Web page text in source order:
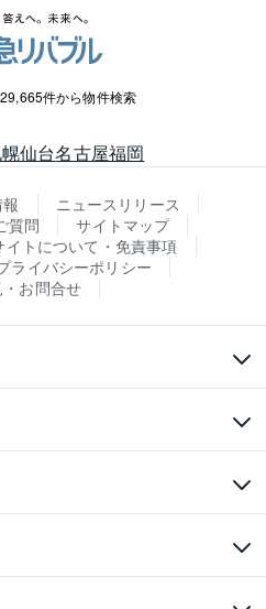
件から物件検索
仙台名古屋福岡
ニュースリリース
質問
サイトマップ
イトについて・免責事項
ライバシーポリシー
・お問合せ